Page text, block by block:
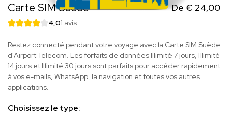
Carte SIM Suède De € 24,00
4,01 avis
Restez connecté pendant votre voyage avec la Carte SIM Suède
d'Airport Telecom. Les forfaits de données Illimité 7 jours, Illimité
14 jours et Illimité 30 jours sont parfaits pour accéder rapidement
à vos e-mails, WhatsApp, la navigation et toutes vos autres
applications.
Choisissez le type: